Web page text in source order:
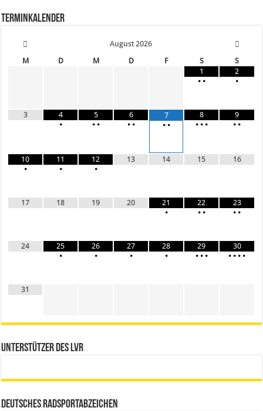
Terminkalender
August 2026
M
D M D F S
S
1
• •
2
•
3
4
•
5
• •
6
• •
7
• •
8
• • •
9
• •
10
•
11
•
12
•
13 14 15 16
17 18 19 20
21
•
22
• •
23
• •
24
25
•
26
•
27
•
28
•
29
• • •
30
• • • •
31
Unterstützer des LVR
Deutsches Radsportabzeichen